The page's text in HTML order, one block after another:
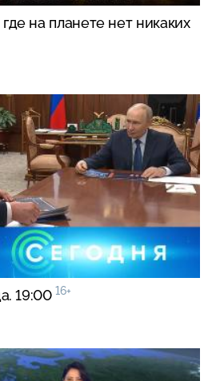
на планете нет никаких
19:00 16+